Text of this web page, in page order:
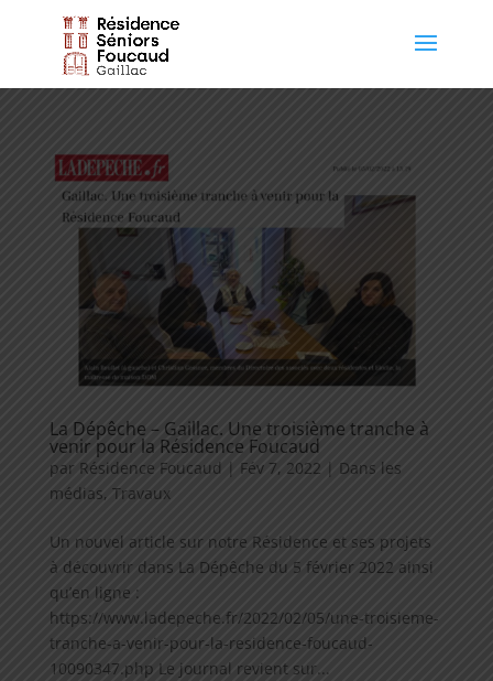
La Dépêche – Gaillac. Une troisième tranche à
venir pour la Résidence Foucaud
par Résidence Foucaud Fév 7, 2022
Dans les
médias, Travaux
Un nouvel article sur notre Résidence et ses projets
à découvrir dans La Dépêche du 5 février 2022 ainsi
qu’en ligne :
https://www.ladepeche.fr/2022/02/05/une-troisieme-
tranche-a-venir-pour-la-residence-foucaud-
10090347.php Le journal revient sur...